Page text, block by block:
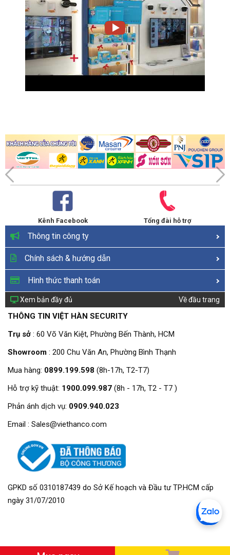
Kênh Facebook Tổng đài hỗ trợ
Thông tin công ty
Chính sách & hướng dẫn
Hình thức thanh toán
Xem bản đầy đủ Về đầu trang
THÔNG TIN VIỆT HÀN SECURITY
Trụ sở : 60 Võ Văn Kiệt, Phường Bến Thành, HCM
Showroom : 200 Chu Văn An, Phường Bình Thạnh
Mua hàng: 0899.199.598 (8h-17h, T2-T7)
Hỗ trợ kỹ thuật: 1900.099.987 (8h - 17h, T2 - T7 )
Phản ánh dịch vụ: 0909.940.023
Email : Sales@viethanco.com
GPKD số 0310187439 do Sở Kế hoạch và Đầu tư TP.HCM cấp
ngày 31/07/2010